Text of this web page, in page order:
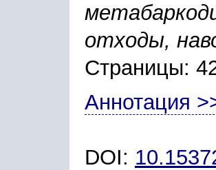
отходы,
Страницы:
Аннотация
DOI: